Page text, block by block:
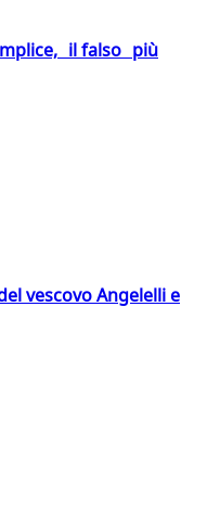
il falso più
vescovo Angelelli e